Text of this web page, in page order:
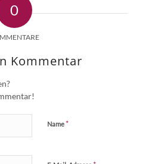
0
Kommentar
Name*